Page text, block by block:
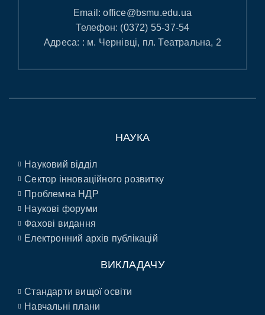
Email:office@bsmu.edu.ua
Телефон: (0372) 55-37-54
Адреса: : м. Чернівці, пл. Театральна, 2
НАУКА
Науковий відділ
Сектор інноваційного розвитку
Проблемна НДР
Наукові форуми
Фахові видання
Електронний архів публікацій
ВИКЛАДАЧУ
Стандарти вищої освіти
Навчальні плани